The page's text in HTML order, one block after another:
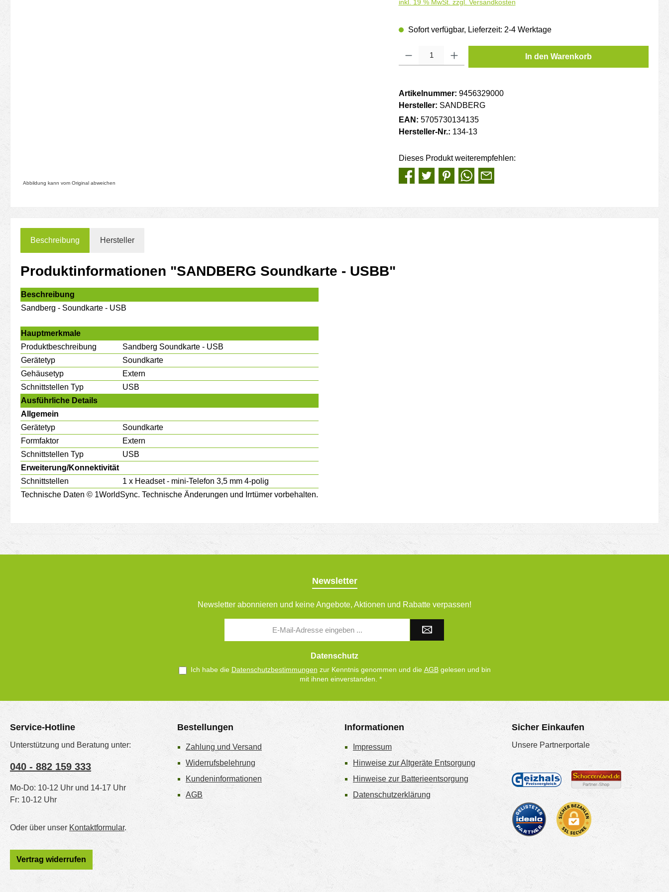
Abbildung kann vom Original abweichen
inkl. 19 % MwSt. zzgl. Versandkosten
Sofort verfügbar, Lieferzeit: 2-4 Werktage
Produkt Anzahl: Gib den gewünschten Wert ein oder benutze die Schaltflächen um
In den Warenkorb
Artikelnummer: 9456329000
Hersteller: SANDBERG
EAN: 5705730134135
Hersteller-Nr.: 134-13
Dieses Produkt weiterempfehlen:
Beschreibung Hersteller
Produktinformationen "SANDBERG Soundkarte - USBB"
Beschreibung
Sandberg - Soundkarte - USB
Hauptmerkmale
Produktbeschreibung
Sandberg Soundkarte - USB
Gerätetyp
Soundkarte
Gehäusetyp
Extern
Schnittstellen Typ
USB
Ausführliche Details
Allgemein
Gerätetyp
Soundkarte
Formfaktor
Extern
Schnittstellen Typ
USB
Erweiterung/Konnektivität
Schnittstellen
1 x Headset - mini-Telefon 3,5 mm 4-polig
Technische Daten © 1WorldSync. Technische Änderungen und Irrtümer vorbehalten.
Newsletter
Newsletter abonnieren und keine Angebote, Aktionen und Rabatte verpassen!
Datenschutz
Ich habe die Datenschutzbestimmungen zur Kenntnis genommen und die AGBgelesen und bin
mit ihnen einverstanden. *
Service-Hotline
Unterstützung und Beratung unter:
040 - 882 159 333
Mo-Do: 10-12 Uhr und 14-17 Uhr
Fr: 10-12 Uhr
Oder über unser Kontaktformular.
Vertrag widerrufen
Bestellungen
Zahlung und Versand
Widerrufsbelehrung
Kundeninformationen
AGB
Informationen
Impressum
Hinweise zur Altgeräte Entsorgung
Hinweise zur Batterieentsorgung
Datenschutzerklärung
Sicher Einkaufen
Unsere Partnerportale